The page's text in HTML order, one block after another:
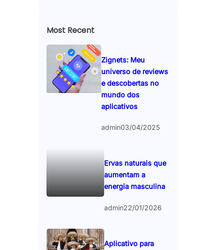
Most Recent
Zignets: Meu
universo de reviews
e descobertas no
mundo dos
aplicativos
admin03/04/2025
Ervas naturais que
aumentam a
energia masculina
admin22/01/2026
Aplicativo para